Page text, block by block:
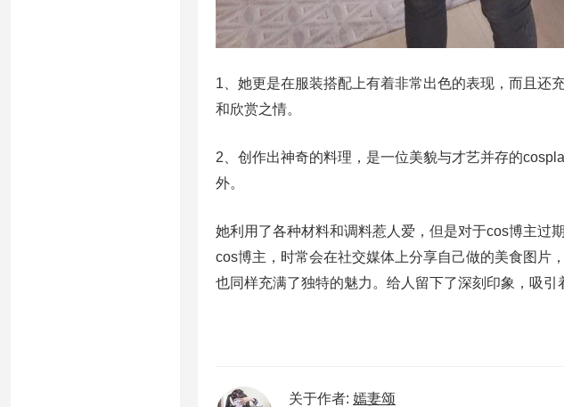
1、她更是在服装搭配上有着非常出色的表现，而且还
和欣赏之情。
2、创作出神奇的料理，是一位美貌与才艺并存的
外。
她利用了各种材料和调料惹人爱，但是对于cos博主过
cos博主，时常会在社交媒体上分享自己做的美食图片
也同样充满了独特的魅力。给人留下了深刻印象，吸引
关于作者: 嫣妻颂